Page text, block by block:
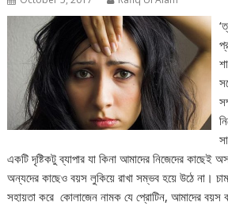
একটি দৃষ্টিকটু ব্যাপার যা কিনা আমাদের নিজেদের কাছেই
অন্যদের কাছেও বয়স লুকিয়ে রাখা সম্ভব হয়ে উঠে না।
সহায়তা করে কোলাজেন নামক যে প্রোটিন, আমাদের বয়স